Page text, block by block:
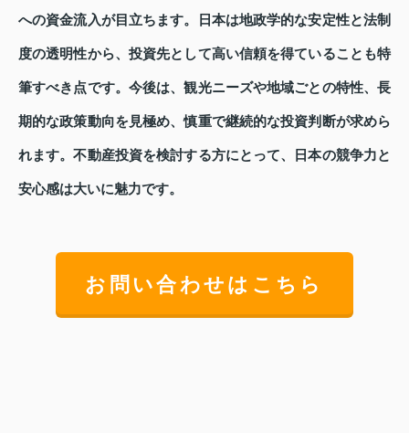
への資金流入が目立ちます。日本は地政学的な安定性と法制
度の透明性から、投資先として高い信頼を得ていることも特
筆すべき点です。今後は、観光ニーズや地域ごとの特性、長
期的な政策動向を見極め、慎重で継続的な投資判断が求めら
れます。不動産投資を検討する方にとって、日本の競争力と
安心感は大いに魅力です。
お問い合わせはこちら